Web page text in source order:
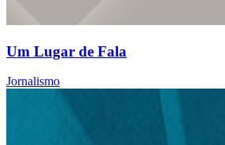
Um Lugar de Fala
Jornalismo